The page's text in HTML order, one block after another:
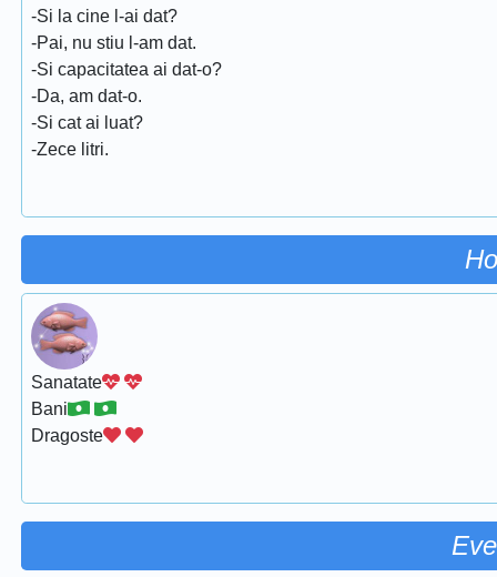
-Si la cine l-ai dat?
-Pai, nu stiu l-am dat.
-Si capacitatea ai dat-o?
-Da, am dat-o.
-Si cat ai luat?
-Zece litri.
Sanatate
Bani
Dragoste